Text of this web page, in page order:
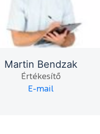
Martin Bendzak
Értékesítő
E-mail